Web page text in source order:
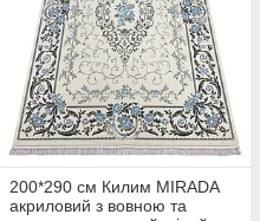
200*290 см Килим MIRADA
акриловий з вовною та